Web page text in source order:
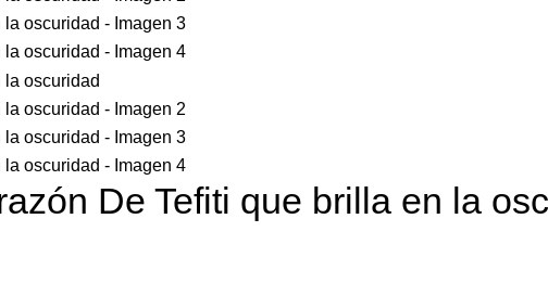
De Tefiti que brilla en la